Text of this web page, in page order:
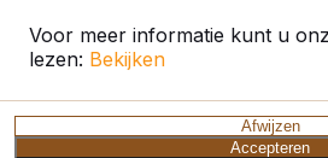
Voor meer informatie kunt u
lezen: Bekijken
Afwijzen
Accepteren
9
Paul van Hattem
Product
Alles weergeven
Categorie